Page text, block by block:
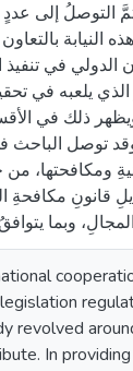
إلى عددٍ
النيابة
الدولي في
الذي يلعبه في
ويظهر ذلك في
توصل
ومكافحتها، من
مكافحةِ
revolved
In